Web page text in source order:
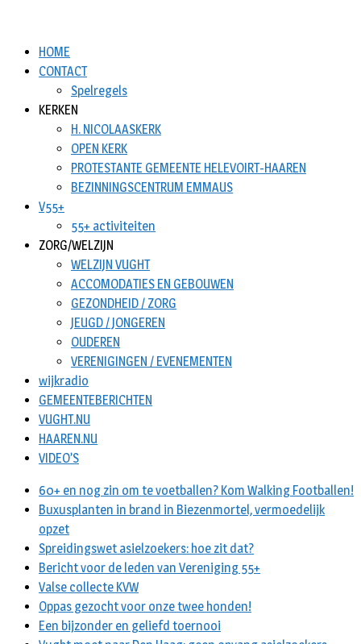
HOME
CONTACT
Spelregels
KERKEN
H. NICOLAASKERK
OPEN KERK
PROTESTANTE GEMEENTE HELEVOIRT-HAAREN
BEZINNINGSCENTRUM EMMAUS
V55+
55+ activiteiten
ZORG/WELZIJN
WELZIJN VUGHT
ACCOMODATIES EN GEBOUWEN
GEZONDHEID / ZORG
JEUGD / JONGEREN
OUDEREN
VERENIGINGEN / EVENEMENTEN
wijkradio
GEMEENTEBERICHTEN
VUGHT.NU
HAAREN.NU
VIDEO’S
60+ en nog zin om te voetballen? Kom Walking Footballen!
Buxusplanten in brand in Biezenmortel, vermoedelijk
opzet
Spreidingswet asielzoekers: hoe zit dat?
Bericht voor de leden van Vereniging 55+
Valse collecte KVW
Oppas gezocht voor onze twee honden!
Een bijzonder en geliefd toernooi